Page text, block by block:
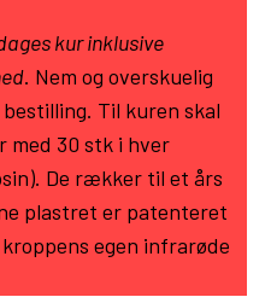
kur inklusive
. Nem og overskuelig
Til kuren skal
med 30 stk i hver
De rækker til et års
plastret er patenteret
egen infrarøde